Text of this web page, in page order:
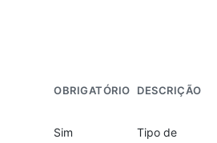
OBRIGATÓRIO DESCRIÇÃO
Sim
Tipo de